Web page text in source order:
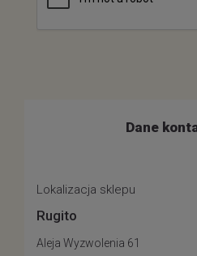
Dane
Lokalizacja sklepu
Rugito
Aleja Wyzwolenia 61